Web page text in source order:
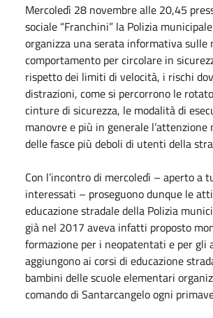
Mercoledì 28 novembre alle 20,45
sociale “Franchini” la Polizia
organizza una serata informativa sulle
comportamento per circolare in
rispetto dei limiti di velocità, i rischi
distrazioni, come si percorrono le
cinture di sicurezza, le modalità di
manovre e più in generale
delle fasce più deboli di utenti della
Con l’incontro di mercoledì – aperto a
interessati – proseguono dunque le
educazione stradale della Polizia
già nel 2017 aveva infatti proposto
formazione per i neopatentati e per gli
aggiungono ai corsi di educazione
bambini delle scuole elementari
comando di Santarcangelo ogni